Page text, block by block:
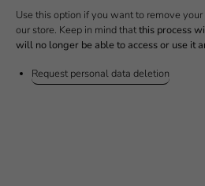
Use this option if you want to remove
our store. Keep in mind thatthis process
will no longer be able to access or use it
Request personal data deletion